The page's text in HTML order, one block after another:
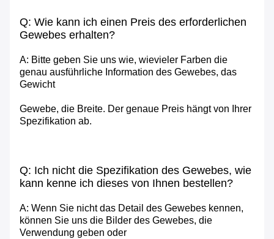
Q: Wie kann ich einen Preis des erforderlichen
Gewebes erhalten?
A: Bitte geben Sie uns wie, wievieler Farben die
genau ausführliche Information des Gewebes, das
Gewicht
Gewebe, die Breite. Der genaue Preis hängt von Ihrer
Spezifikation ab.
Q: Ich nicht die Spezifikation des Gewebes, wie
kann kenne ich dieses von Ihnen bestellen?
A: Wenn Sie nicht das Detail des Gewebes kennen,
können Sie uns die Bilder des Gewebes, die
Verwendung geben oder